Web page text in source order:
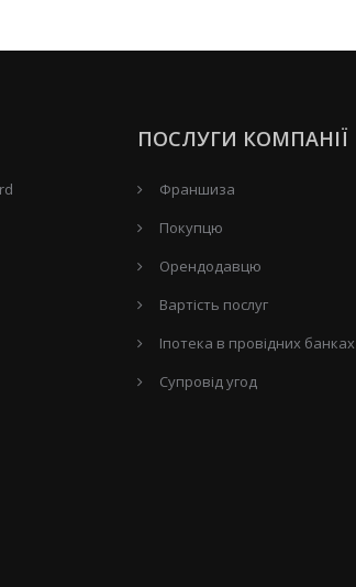
ПОСЛУГИ КОМПАНІЇ
Франшиза
Покупцю
Орендодавцю
Вартість послуг
Іпотека в провідних банках
Супровід угод